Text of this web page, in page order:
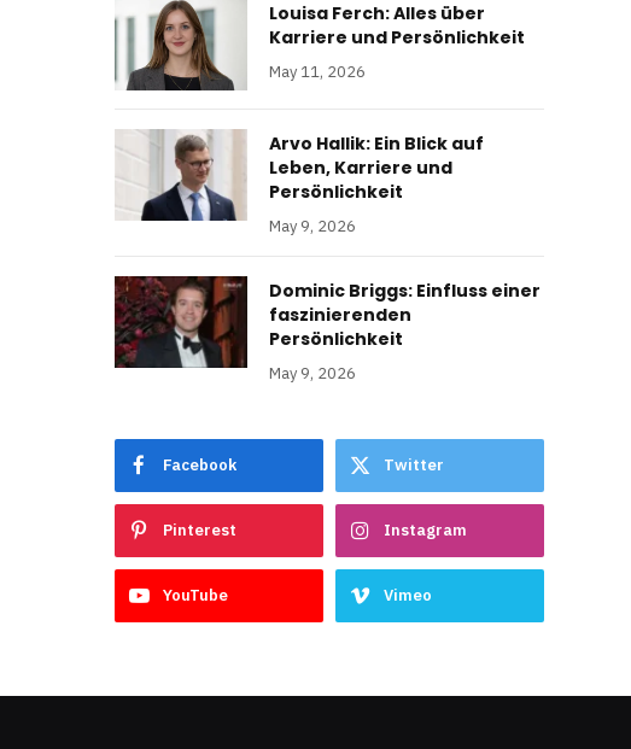
Louisa Ferch: Alles über
Karriere und Persönlichkeit
May 11, 2026
Arvo Hallik: Ein Blick auf
Leben, Karriere und
Persönlichkeit
May 9, 2026
Dominic Briggs: Einfluss einer
faszinierenden
Persönlichkeit
May 9, 2026
Facebook Twitter
Pinterest Instagram
YouTube Vimeo